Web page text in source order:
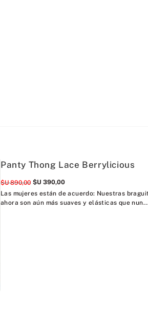
Panty Thong Lace Berrylicious
$U 890,00 $U 390,00
Las mujeres están de acuerdo: Nuestras
ahora son aún más suaves y elásticas que nun...